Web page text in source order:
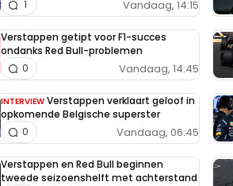
Vandaag, 14:15
1
Verstappen getipt voor F1-succes
ondanks Red Bull-problemen
Vandaag, 14:45
0
INTERVIEW Verstappen verklaart geloof in
opkomende Belgische superster
Vandaag, 06:45
0
Verstappen en Red Bull beginnen
tweede seizoenshelft met achterstand